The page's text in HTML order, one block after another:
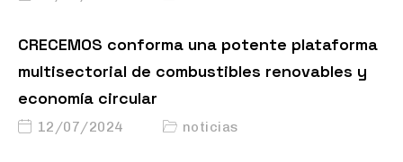
multisectorial de combustibles renovables y
economía circular
12/07/2024